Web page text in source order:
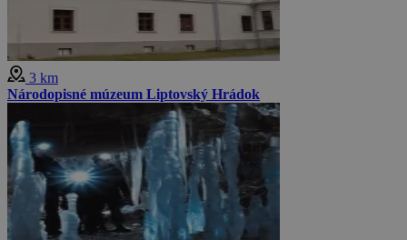
3 km
Národopisné múzeum Liptovský Hrádok